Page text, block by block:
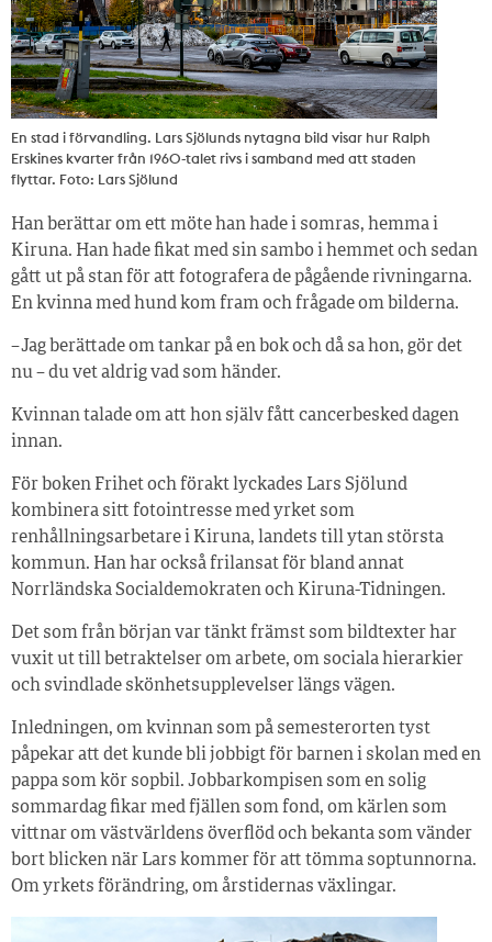
En stad i förvandling. Lars Sjölunds nytagna bild visar hur Ralph
Erskines kvarter från 1960-talet rivs i samband med att staden
flyttar. Foto: Lars Sjölund
Han berättar om ett möte han hade i somras, hemma i
Kiruna. Han hade fikat med sin sambo i hemmet och sedan
gått ut på stan för att fotografera de pågående rivningarna.
En kvinna med hund kom fram och frågade om bilderna.
– Jag berättade om tankar på en bok och då sa hon, gör det
nu – du vet aldrig vad som händer.
Kvinnan talade om att hon själv fått cancerbesked dagen
innan.
För boken Frihet och förakt lyckades Lars Sjölund
kombinera sitt fotointresse med yrket som
renhållningsarbetare i Kiruna, landets till ytan största
kommun. Han har också frilansat för bland annat
Norrländska Socialdemokraten och Kiruna-Tidningen.
Det som från början var tänkt främst som bildtexter har
vuxit ut till betraktelser om arbete, om sociala hierarkier
och svindlade skönhetsupplevelser längs vägen.
Inledningen, om kvinnan som på semesterorten tyst
påpekar att det kunde bli jobbigt för barnen i skolan med en
pappa som kör sopbil. Jobbarkompisen som en solig
sommardag fikar med fjällen som fond, om kärlen som
vittnar om västvärldens överflöd och bekanta som vänder
bort blicken när Lars kommer för att tömma soptunnorna.
Om yrkets förändring, om årstidernas växlingar.